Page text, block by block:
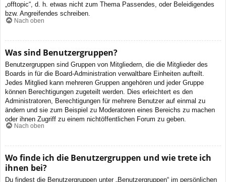
„offtopic“, d. h. etwas nicht zum Thema Passendes, oder Beleidigendes
bzw. Angreifendes schreiben.
Nach oben
Was sind Benutzergruppen?
Benutzergruppen sind Gruppen von Mitgliedern, die die Mitglieder des
Boards in für die Board-Administration verwaltbare Einheiten aufteilt.
Jedes Mitglied kann mehreren Gruppen angehören und jeder Gruppe
können Berechtigungen zugeteilt werden. Dies erleichtert es den
Administratoren, Berechtigungen für mehrere Benutzer auf einmal zu
ändern und sie zum Beispiel zu Moderatoren eines Bereichs zu machen
oder ihnen Zugriff zu einem nichtöffentlichen Forum zu geben.
Nach oben
Wo finde ich die Benutzergruppen und wie trete ich
ihnen bei?
Du findest die Benutzergruppen unter „Benutzergruppen“ im persönlichen